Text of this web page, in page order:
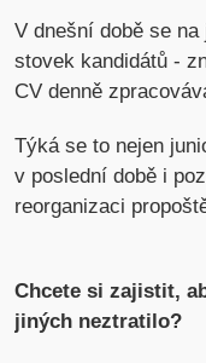
V dnešní době se
stovek kandidátů -
CV denně
Týká se to nejen
v poslední době i
reorganizaci
Chcete si zajistit,
jiných neztratilo?